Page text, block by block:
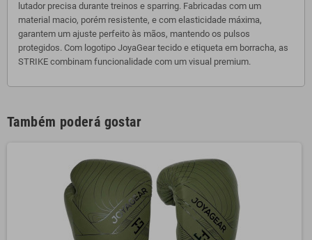
lutador precisa durante treinos e sparring. Fabricadas com um
material macio, porém resistente, e com elasticidade máxima,
garantem um ajuste perfeito às mãos, mantendo os pulsos
protegidos. Com logotipo JoyaGear tecido e etiqueta em borracha, as
STRIKE combinam funcionalidade com um visual premium.
Também poderá gostar